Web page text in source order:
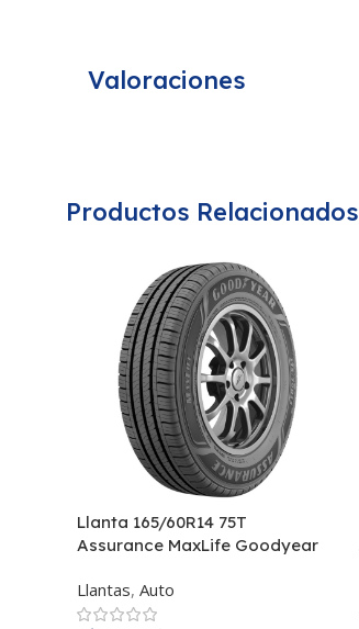
Valoraciones
Productos Relacionados
Llanta 165/60R14 75T
Assurance MaxLife Goodyear
Llantas, Auto